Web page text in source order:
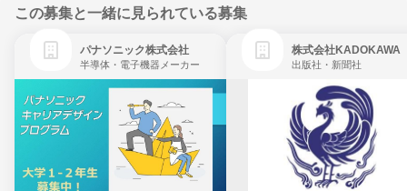
この募集と一緒に見られている募集
パナソニック株式会社
半導体・電子機器メーカー
株式会社KADOKAWA
出版社・新聞社